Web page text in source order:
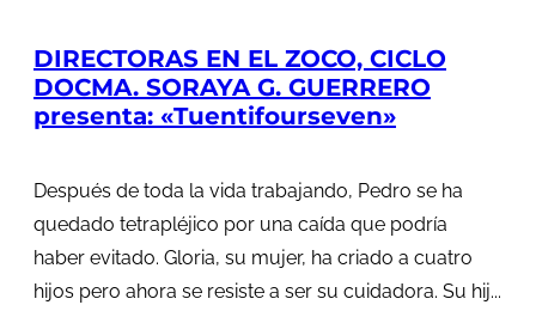
DIRECTORAS EN EL ZOCO, CICLO
DOCMA. SORAYA G. GUERRERO
presenta: «Tuentifourseven»
Después de toda la vida trabajando, Pedro se ha
quedado tetrapléjico por una caída que podría
haber evitado. Gloria, su mujer, ha criado a cuatro
hijos pero ahora se resiste a ser su cuidadora. Su hij...